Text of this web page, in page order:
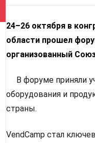
24–26 октября в
области прошел
организованный
В форуме приняли
оборудования и
страны.
VendCamp стал